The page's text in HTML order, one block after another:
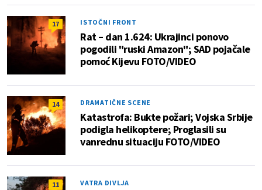
17 ISTOČNI FRONT
Rat – dan 1.624: Ukrajinci ponovo
pogodili "ruski Amazon"; SAD pojačale
pomoć Kijevu FOTO/VIDEO
14 DRAMATIČNE SCENE
Katastrofa: Bukte požari; Vojska Srbije
podigla helikoptere; Proglasili su
vanrednu situaciju FOTO/VIDEO
11 VATRA DIVLJA